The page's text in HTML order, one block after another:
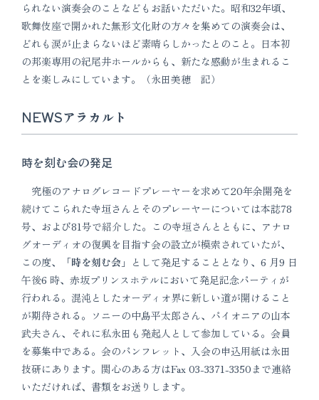
られない演奏会のことなどもお話いただいた。昭和32年頃、
歌舞伎座で開かれた無形文化財の方々を集めての演奏会は、
どれも涙が止まらないほど素晴らしかったとのこと。日本初
の邦楽専用の紀尾井ホールからも、新たな感動が生まれるこ
とを楽しみにしています。（永田美穂 記）
NEWSアラカルト
時を刻む会の発足
究極のアナログレコードプレーヤーを求めて20年余開発を
続けてこられた寺垣さんとそのプレーヤーについては本誌78
号、および81号で紹介した。この寺垣さんとともに、アナロ
グオーディオの復興を目指す会の設立が模索されていたが、
この度、
「時を刻む会 」として発足することとなり、6 月9 日
午後6 時、赤坂プリンスホテルにおいて発足記念パーティが
行われる。混沌としたオーディオ界に新しい道が開けること
が期待される。ソニーの中島平太郎さん、パイオニアの山本
武夫さん、それに私永田も発起人として参加している。会員
を募集中である。会のパンフレット、入会の申込用紙は永田
技研にあります。関心のある方はFax 03-3371-3350まで連絡
いただければ、書類をお送りします。